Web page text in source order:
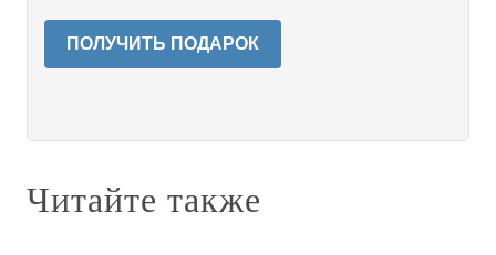
ПОЛУЧИТЬ ПОДАРОК
Читайте также